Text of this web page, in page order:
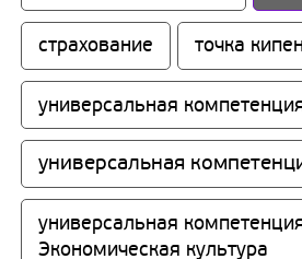
страхование точка
универсальная
универсальная
универсальная
Экономическая культура